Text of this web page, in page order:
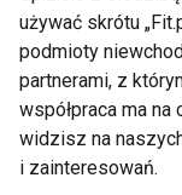
Zadbaj o
tylko od święta
używać skrótu
podmioty
partnerami, z
współpraca ma
widzisz na
i zainteresowań.